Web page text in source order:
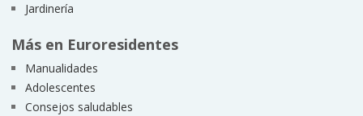
Jardinería
Más en Euroresidentes
Manualidades
Adolescentes
Consejos saludables